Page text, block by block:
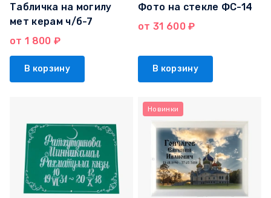
Табличка на могилу
мет керам ч/б-7
от 1 800 ₽
В корзину
Фото на стекле ФС-14
от 31 600 ₽
В корзину
Новинки